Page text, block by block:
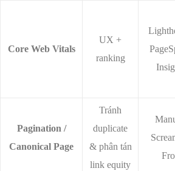
Core Web Vitals
UX +
ranking
Pagination /
Canonical Page
Tránh
duplicate
& phân tán
link equity